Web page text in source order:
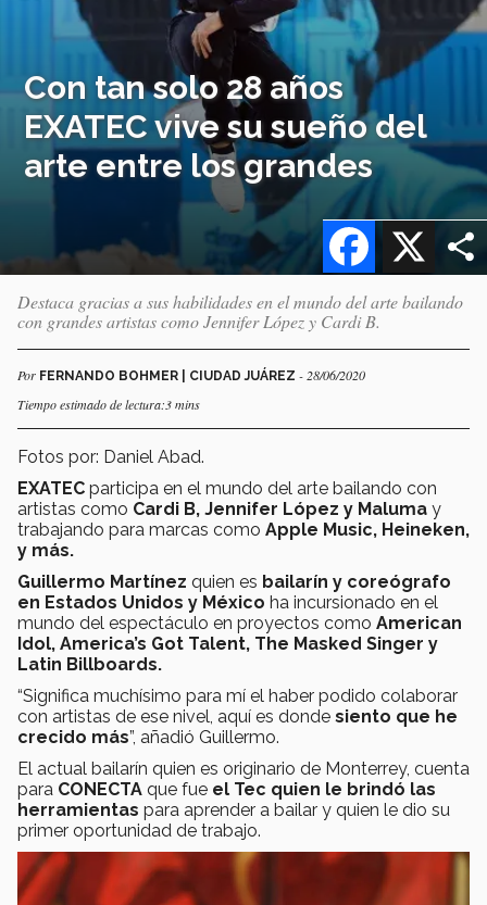
Con tan solo 28 años
EXATEC vive su sueño del
arte entre los grandes
X
Facebook
Destaca gracias a sus habilidades en el mundo del arte bailando
con grandes artistas como Jennifer López y Cardi B.
Por FERNANDO BOHMER | CIUDAD JUÁREZ - 28/06/2020
Tiempo estimado de lectura:3 mins
Fotos por: Daniel Abad.
EXATEC participa en el mundo del arte bailando con
artistas como Cardi B, Jennifer López y Maluma y
trabajando para marcas como Apple Music, Heineken,
y más.
Guillermo Martínez quien es bailarín y coreógrafo
en Estados Unidos y México ha incursionado en el
mundo del espectáculo en proyectos como American
Idol, America’s Got Talent, The Masked Singer y
Latin Billboards.
“Significa muchísimo para mí el haber podido colaborar
con artistas de ese nivel, aquí es donde siento que he
crecido más”, añadió Guillermo.
El actual bailarín quien es originario de Monterrey, cuenta
para CONECTA que fue el Tec quien le brindó las
herramientas para aprender a bailar y quien le dio su
primer oportunidad de trabajo.